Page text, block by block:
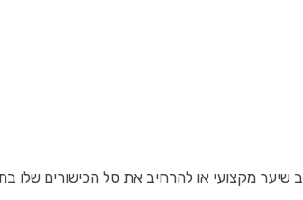
שיער מקצועי או להרחיב את סל